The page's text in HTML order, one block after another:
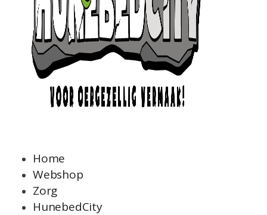
Home
Webshop
Zorg
HunebedCity